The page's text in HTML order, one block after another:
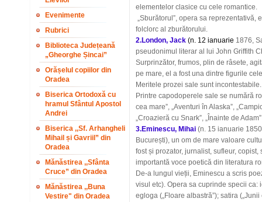
Evenimente
Rubrici
Biblioteca Județeană
„Gheorghe Șincai”
Orășelul copiilor din
Oradea
Biserica Ortodoxă cu
hramul Sfântul Apostol
Andrei
Biserica ,,Sf. Arhangheli
Mihail și Gavriil” din
Oradea
Mănăstirea ,,Sfânta
Cruce” din Oradea
Mănăstirea ,,Buna
Vestire" din Oradea
elementelor clasice cu cele romantice.
„Sburătorul”, opera sa reprezentativă,
folclorc al zburătorului.
2.London, Jack (n. 12 ianuarie 1876,
pseudonimul literar al lui John Griffith
Surprinzător, frumos, plin de râsete,
pe mare, el a fost una dintre figurile
Meritele prozei sale sunt incontestabile.
Printre capodoperele sale se numără
cea mare”, „Aventuri în Alaska”,
„Croazieră cu Snark”, „Înainte de
3.Eminescu, Mihai (n. 15 ianuarie
București), un om de mare valoare
fost și prozator, jurnalist, sufleur,
importantă voce poetică din literatura
De-a lungul vieții, Eminescu a scris
visul etc). Opera sa cuprinde specii ca:
egloga („Floare albastră”); satira („Junii